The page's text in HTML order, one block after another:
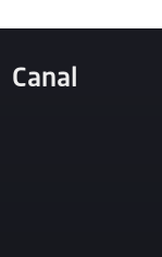
Canal